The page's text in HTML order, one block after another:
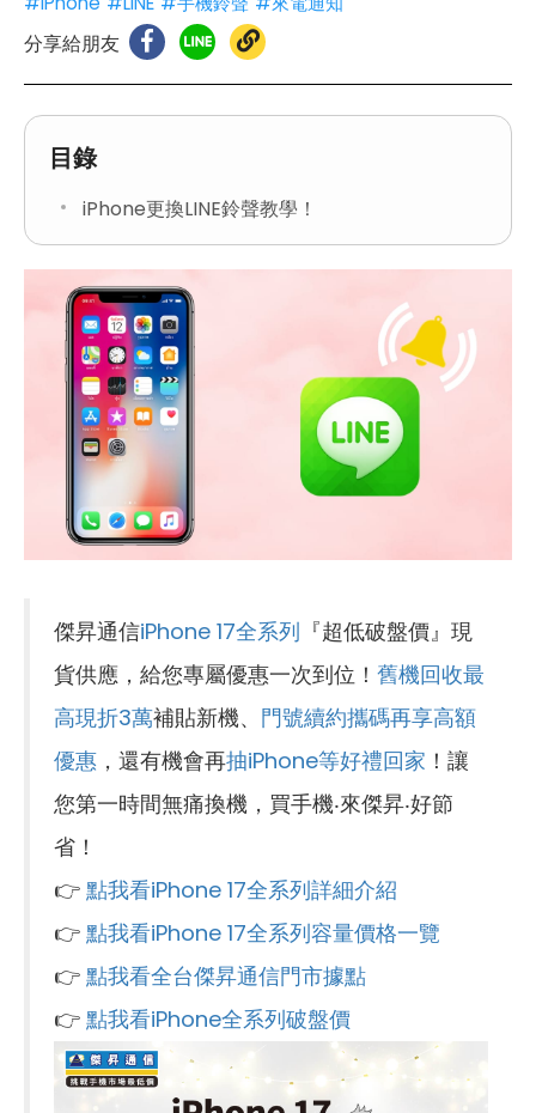
分享給朋友
目錄
iPhone更換LINE鈴聲教學！
傑昇通信iPhone 17全系列 『超低破盤價』現
貨供應，給您專屬優惠一次到位！ 舊機回收最
高現折3萬補貼新機、 門號續約攜碼再享高額
優惠 ，還有機會再抽iPhone等好禮回家 ！讓
您第一時間無痛換機，買手機‧來傑昇‧好節
省！
👉 點我看iPhone 17全系列詳細介紹
👉 點我看iPhone 17全系列容量價格一覽
👉 點我看全台傑昇通信門市據點
👉 點我看iPhone全系列破盤價